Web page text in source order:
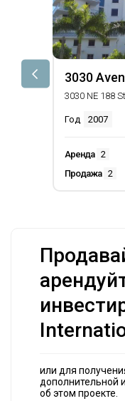
3030
3030 NE 188
Год 2007
Аренда 2
Продажа 2
или для
дополнительной
об этом проекте.